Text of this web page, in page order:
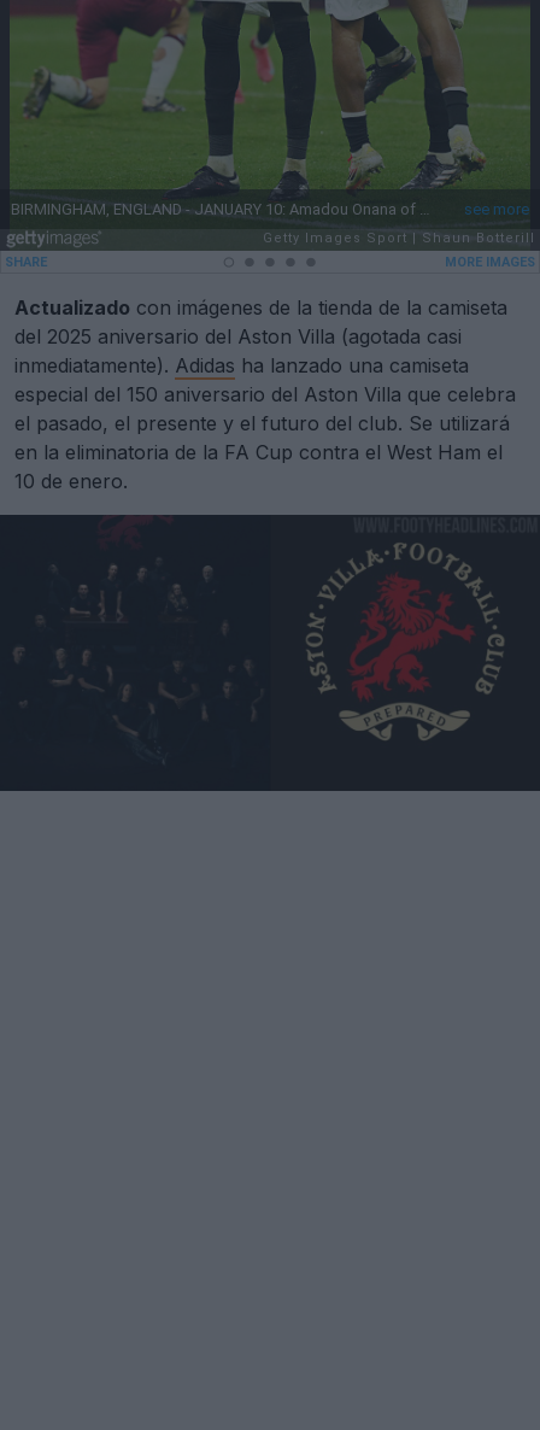
Actualizado con imágenes de la tienda de la camiseta
del 2025 aniversario del Aston Villa (agotada casi
inmediatamente). Adidas ha lanzado una camiseta
especial del 150 aniversario del Aston Villa que celebra
el pasado, el presente y el futuro del club. Se utilizará
en la eliminatoria de la FA Cup contra el West Ham el
10 de enero.